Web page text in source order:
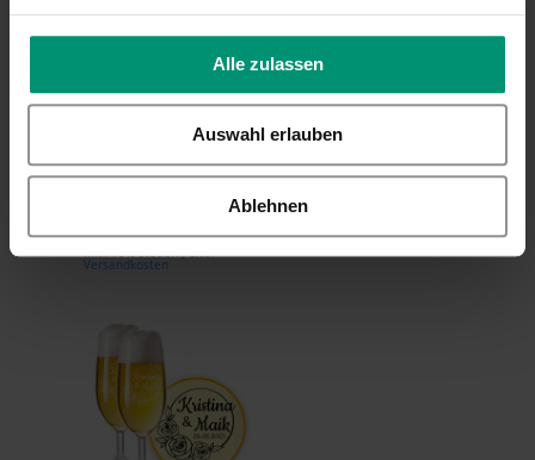
Alle zulassen
Auswahl erlauben
Ablehnen
Hochzeits-
Sektgläser mit
Gravur,
Rosenrausch
Inkl. 19% Steuern,exkl.
Versandkosten
LEONARDO
Trinkglas (2 St.),
Rosenrausch mit
Gravur
25,99 €
Versandkosten